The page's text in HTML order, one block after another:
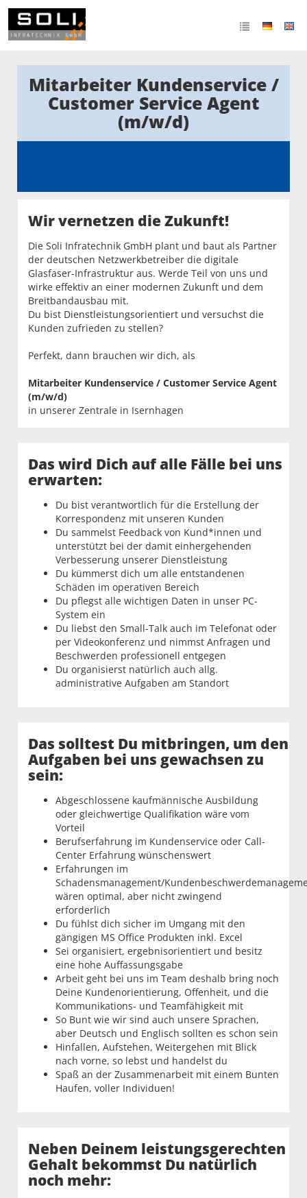
Mitarbeiter Kundenservice /
Customer Service Agent
(m/w/d)
Wir vernetzen die Zukunft!
Die Soli Infratechnik GmbH plant und baut als Partner
der deutschen Netzwerkbetreiber die digitale
Glasfaser-Infrastruktur aus. Werde Teil von uns und
wirke effektiv an einer modernen Zukunft und dem
Breitbandausbau mit.
Du bist Dienstleistungsorientiert und versuchst die
Kunden zufrieden zu stellen?
Perfekt, dann brauchen wir dich, als
Mitarbeiter Kundenservice / Customer Service Agent
(m/w/d)
in unserer Zentrale in Isernhagen
Das wird Dich auf alle Fälle bei uns
erwarten:
Du bist verantwortlich für die Erstellung der
Korrespondenz mit unseren Kunden
Du sammelst Feedback von Kund*innen und
unterstützt bei der damit einhergehenden
Verbesserung unserer Dienstleistung
Du kümmerst dich um alle entstandenen
Schäden im operativen Bereich
Du pflegst alle wichtigen Daten in unser PC-
System ein
Du liebst den Small-Talk auch im Telefonat oder
per Videokonferenz und nimmst Anfragen und
Beschwerden professionell entgegen
Du organisierst natürlich auch allg.
administrative Aufgaben am Standort
Das solltest Du mitbringen, um den
Aufgaben bei uns gewachsen zu
sein:
Abgeschlossene kaufmännische Ausbildung
oder gleichwertige Qualifikation wäre vom
Vorteil
Berufserfahrung im Kundenservice oder Call-
Center Erfahrung wünschenswert
Erfahrungen im
Schadensmanagement/
wären optimal, aber nicht zwingend
erforderlich
Du fühlst dich sicher im Umgang mit den
gängigen MS Office Produkten inkl. Excel
Sei organisiert, ergebnisorientiert und besitz
eine hohe Auffassungsgabe
Arbeit geht bei uns im Team deshalb bring noch
Deine Kundenorientierung, Offenheit, und die
Kommunikations- und Teamfähigkeit mit
So Bunt wie wir sind auch unsere Sprachen,
aber Deutsch und Englisch sollten es schon sein
Hinfallen, Aufstehen, Weitergehen mit Blick
nach vorne, so lebst und handelst du
Spaß an der Zusammenarbeit mit einem Bunten
Haufen, voller Individuen!
Neben Deinem leistungsgerechten
Gehalt bekommst Du natürlich
noch mehr: